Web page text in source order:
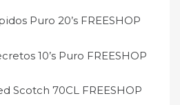
Puro 20’s FREESHOP
10’s Puro FREESHOP
Scotch 70CL FREESHOP